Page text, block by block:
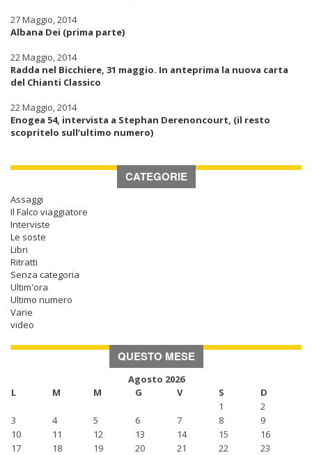
27 Maggio, 2014
Albana Dei (prima parte)
22 Maggio, 2014
Radda nel Bicchiere, 31 maggio. In anteprima la nuova carta
del Chianti Classico
22 Maggio, 2014
Enogea 54, intervista a Stephan Derenoncourt, (il resto
scopritelo sull’ultimo numero)
CATEGORIE
Assaggi
Il Falco viaggiatore
Interviste
Le soste
Libri
Ritratti
Senza categoria
Ultim'ora
Ultimo numero
Varie
video
QUESTO MESE
Agosto 2026
L
M M G V S
D
1
2
3
4 5 6 7 8
9
10
11 12 13 14 15
16
17
18 19 20 21 22
23